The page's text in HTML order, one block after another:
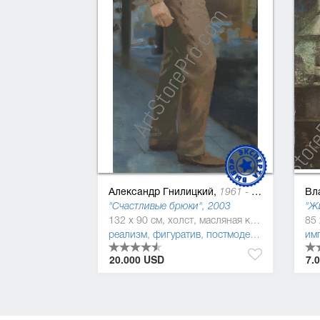
Александр Гнилицкий, 1961 - 2009
"Счастливые брюки", 2003
132 x 90 см, холст, масляная краска
реализм, фигуратив, постмодернизм
20.000 USD